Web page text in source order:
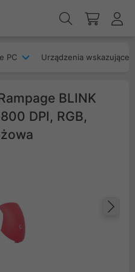
PC Urządzenia wskazujące
BLINK
DPI, RGB,